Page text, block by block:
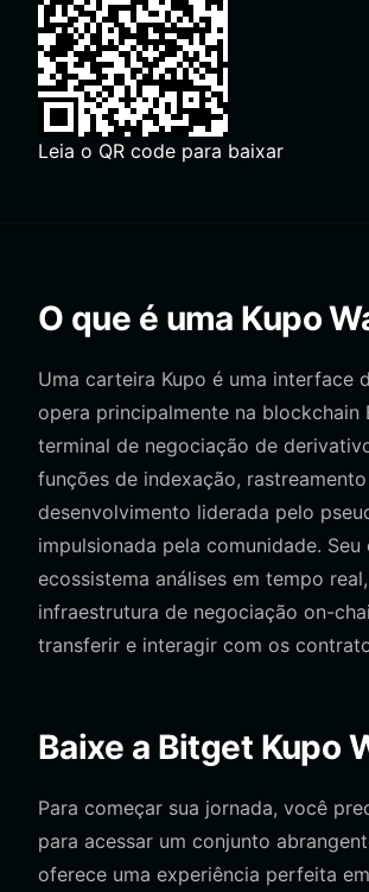
Leia o QR code para baixar
O que é uma Kupo
Uma carteira Kupo é uma interface
opera principalmente na blockchain
terminal de negociação de
funções de indexação,
desenvolvimento liderada pelo
impulsionada pela comunidade.
ecossistema análises em tempo
infraestrutura de negociação on-
transferir e interagir com os
Baixe a Bitget Kupo
Para começar sua jornada, você
para acessar um conjunto
oferece uma experiência perfeita